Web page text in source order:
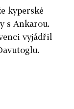
kyperské
s Ankarou.
vyjádřil